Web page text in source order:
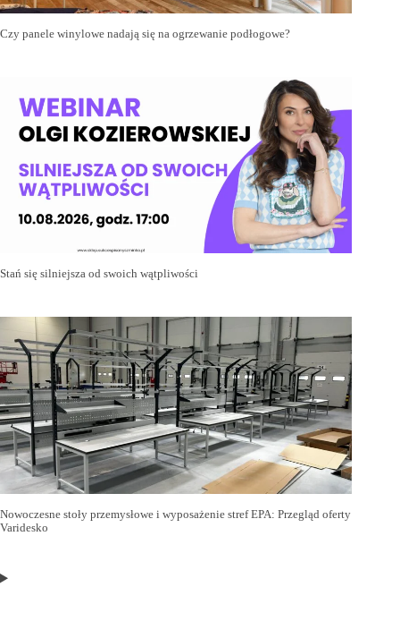
Czy panele winylowe nadają się na ogrzewanie podłogowe?
Stań się silniejsza od swoich wątpliwości
Nowoczesne stoły przemysłowe i wyposażenie stref EPA: Przegląd oferty
Varidesko